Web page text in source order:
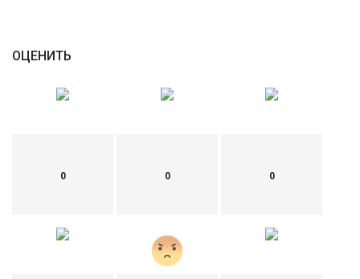
ОЦЕНИТЬ
0 0 0